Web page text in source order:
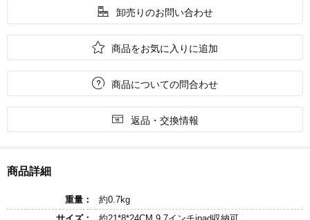
 卸売りのお問い合わせ
 商品をお気に入りに追加
 商品についての問合わせ
 返品・交換情報
商品詳細
重量：
約0.7kg